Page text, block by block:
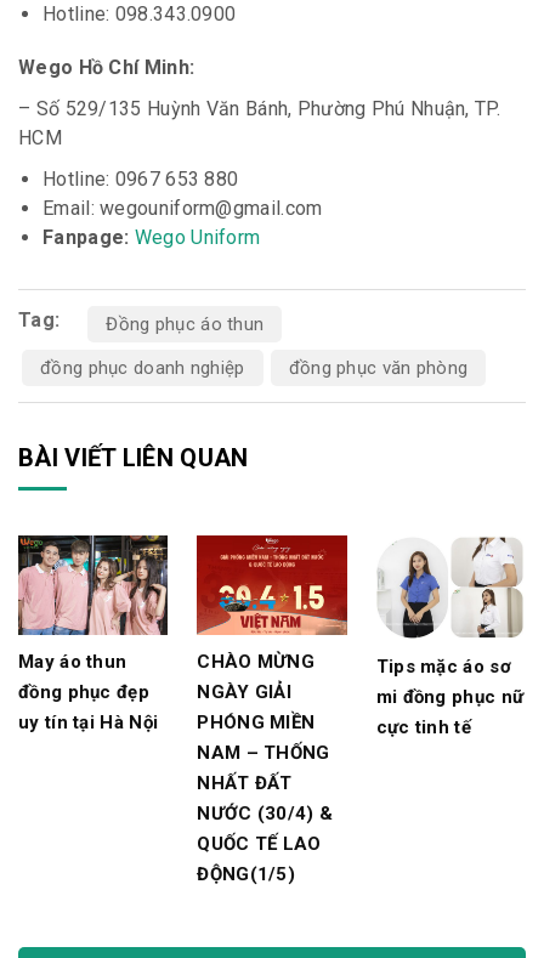
Hotline: 098.343.0900
Wego Hồ Chí Minh:
– Số 529/135 Huỳnh Văn Bánh, Phường Phú Nhuận, TP.
HCM
Hotline: 0967 653 880
Email: wegouniform@gmail.com
Fanpage: Wego Uniform
Tag:
Đồng phục áo thun
đồng phục doanh nghiệp
đồng phục văn phòng
BÀI VIẾT LIÊN QUAN
May áo thun
đồng phục đẹp
uy tín tại Hà Nội
CHÀO MỪNG
NGÀY GIẢI
PHÓNG MIỀN
NAM – THỐNG
NHẤT ĐẤT
NƯỚC (30/4) &
QUỐC TẾ LAO
ĐỘNG(1/5)
Tips mặc áo sơ
mi đồng phục nữ
cực tinh tế